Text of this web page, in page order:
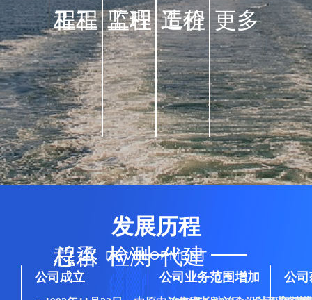
程工
程咨
监理 造价
工程
总承
工程
检测
工程
代建
更多